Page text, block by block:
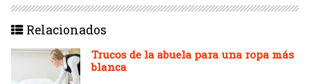
Relacionados
Trucos de la abuela para una ropa más
blanca